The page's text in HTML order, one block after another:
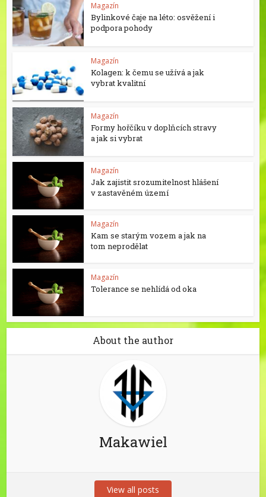
Magazín
Bylinkové čaje na léto: osvěžení i
podpora pohody
Magazín
Kolagen: k čemu se užívá a jak
vybrat kvalitní
Magazín
Formy hořčíku v doplňcích stravy
a jak si vybrat
Magazín
Jak zajistit srozumitelnost hlášení
v zastavěném území
Magazín
Kam se starým vozem a jak na
tom neprodělat
Magazín
Tolerance se nehlídá od oka
About the author
Makawiel
View all posts